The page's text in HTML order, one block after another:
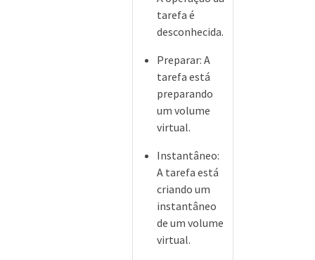
tarefa é
desconhecida.
Preparar: A
tarefa está
preparando
um volume
virtual.
Instantâneo:
A tarefa está
criando um
instantâneo
de um volume
virtual.